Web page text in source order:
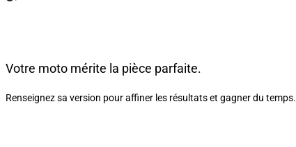
Votre moto mérite la pièce parfaite.
Renseignez sa version pour affiner les résultats et gagner du temps.